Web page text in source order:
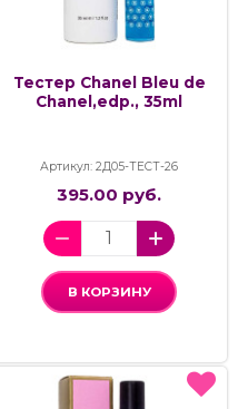
Тестер Chanel Bleu de
Chanel,edp., 35ml
Артикул: 2Д05-ТЕСТ-26
395.00 руб.
В КОРЗИНУ